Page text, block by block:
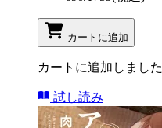
カートに追加
カートに追加しました
試し読み